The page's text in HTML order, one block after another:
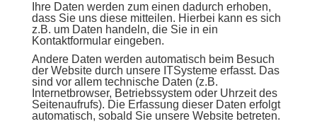
Ihre Daten werden zum einen dadurch erhoben,
dass Sie uns diese mitteilen. Hierbei kann es sich
z.B. um Daten handeln, die Sie in ein
Kontaktformular eingeben.
Andere Daten werden automatisch beim Besuch
der Website durch unsere ITSysteme erfasst. Das
sind vor allem technische Daten (z.B.
Internetbrowser, Betriebssystem oder Uhrzeit des
Seitenaufrufs). Die Erfassung dieser Daten erfolgt
automatisch, sobald Sie unsere Website betreten.